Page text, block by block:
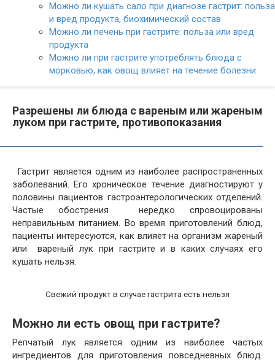
Можно ли кушать сало при диагнозе гастрит: польза
и вред продукта, биохимический состав
Можно ли печень при гастрите: польза или вред
продукта
Можно ли при гастрите употреблять блюда с
морковью, как овощ влияет на течение болезни
Разрешены ли блюда с вареным или жареным
луком при гастрите, противопоказания
Гастрит является одним из наиболее распространенных
заболеваний. Его хроническое течение диагностируют у
половины пациентов гастроэнтерологических отделений.
Частые обострения нередко спровоцированы
неправильным питанием. Во время приготовлений блюд,
пациенты интересуются, как влияет на организм жареный
или вареный лук при гастрите и в каких случаях его
кушать нельзя.
Свежий продукт в случае гастрита есть нельзя
Можно ли есть овощ при гастрите?
Репчатый лук является одним из наиболее частых
ингредиентов для приготовления повседневных блюд.